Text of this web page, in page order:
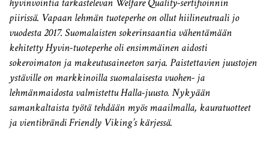
hyvinvointia tarkastelevan Welfare Quality-sertifioinnin
piirissä. Vapaan lehmän tuoteperhe on ollut hiilineutraali jo
vuodesta 2017. Suomalaisten sokerinsaantia vähentämään
kehitetty Hyvin-tuoteperhe oli ensimmäinen aidosti
sokeroimaton ja makeutusaineeton sarja. Paistettavien juustojen
ystäville on markkinoilla suomalaisesta vuohen- ja
lehmänmaidosta valmistettu Halla-juusto. Nykyään
samankaltaista työtä tehdään myös maailmalla, kauratuotteet
ja vientibrändi Friendly Viking’s kärjessä.